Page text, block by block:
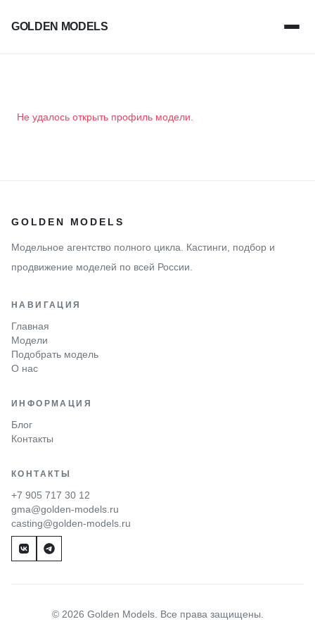
GOLDEN MODELS
Не удалось открыть профиль модели.
GOLDEN MODELS
Модельное агентство полного цикла. Кастинги, подбор и
продвижение моделей по всей России.
НАВИГАЦИЯ
Главная
Модели
Подобрать модель
О нас
ИНФОРМАЦИЯ
Блог
Контакты
КОНТАКТЫ
+7 905 717 30 12
gma@golden-models.ru
casting@golden-models.ru
© 2026 Golden Models. Все права защищены.